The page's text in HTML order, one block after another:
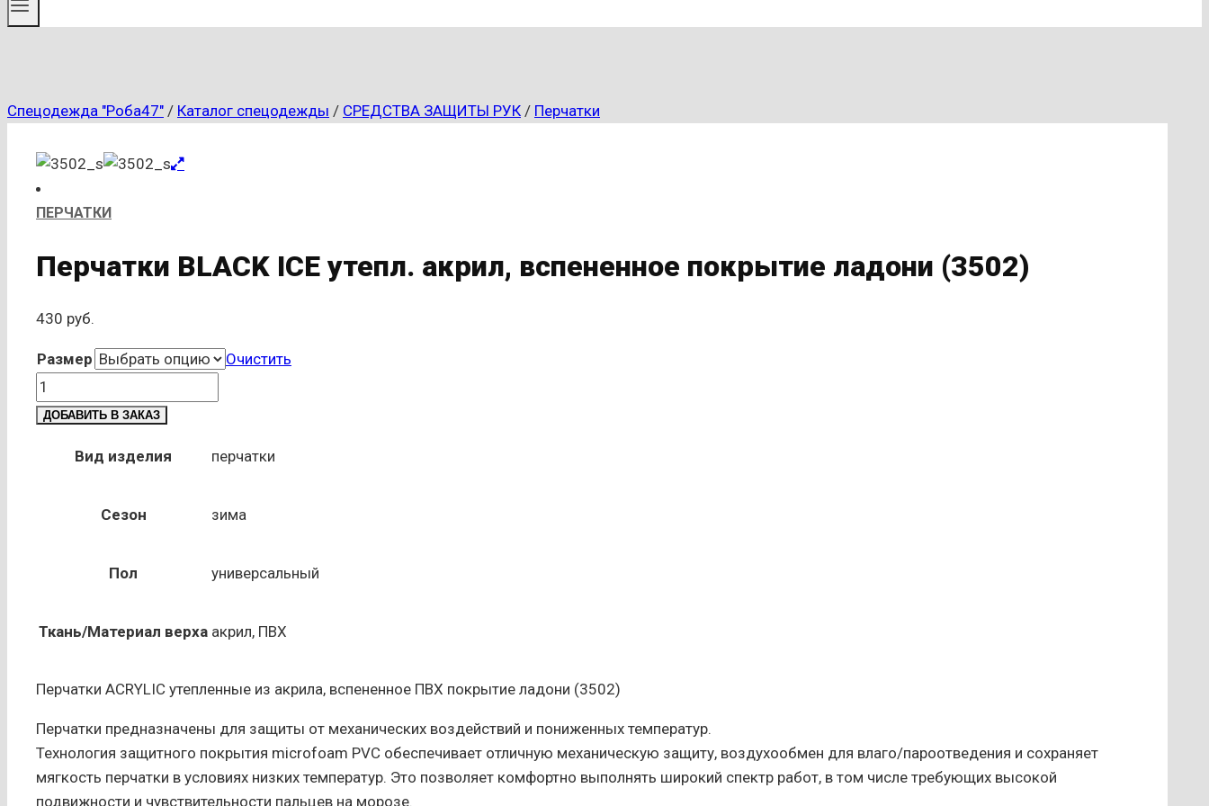
Спецодежда "Роба47" / Каталог спецодежды / СРЕДСТВА ЗАЩИТЫ РУК / Перчатки
ПЕРЧАТКИ
Перчатки BLACK ICE утепл. акрил, вспененное покрытие ладони (3502)
430 руб.
Размер
Очистить
Количество
товара
BLACK
(3502)
ДОБАВИТЬ В ЗАКАЗ
Вид изделия перчатки
Сезон зима
Пол универсальный
Ткань/Материал верха акрил, ПВХ
Перчатки ACRYLIС утепленные из акрила, вспененное ПВХ покрытие ладони (3502)
Перчатки предназначены для защиты от механических воздействий и пониженных температур.
Технология защитного покрытия microfoam PVC обеспечивает отличную механическую защиту, воздухообмен для влаго/пароотведения и сохраняет
мягкость перчатки в условиях низких температур. Это позволяет комфортно выполнять широкий спектр работ, в том числе требующих высокой
подвижности и чувствительности пальцев на морозе.